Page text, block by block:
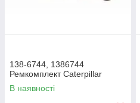
138-6744, 1386744
Ремкомплект Caterpillar
В наявності